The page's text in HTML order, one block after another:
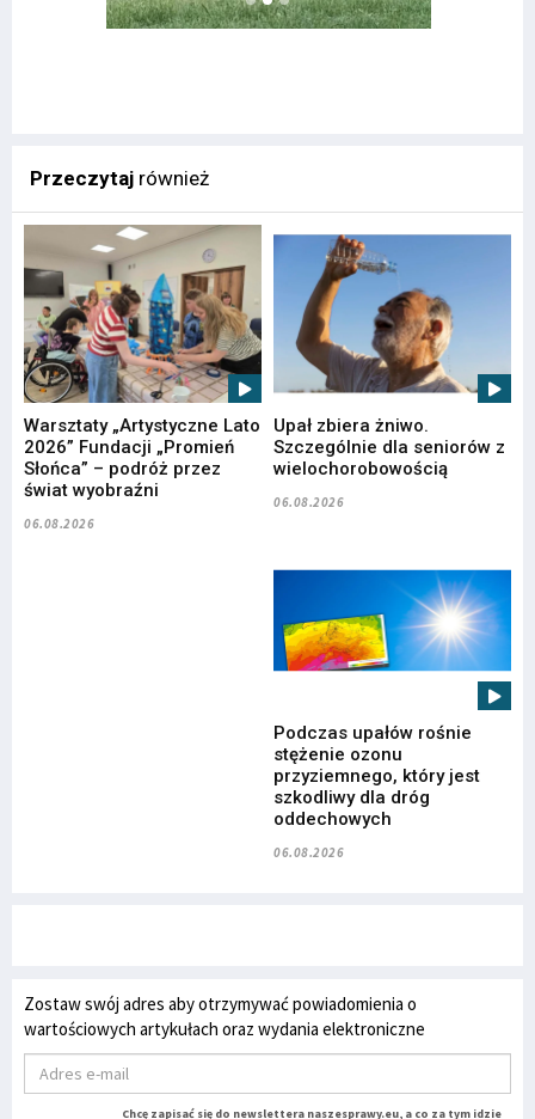
Przeczytaj również
Warsztaty „Artystyczne Lato
2026” Fundacji „Promień
Słońca” – podróż przez
świat wyobraźni
06.08.2026
Upał zbiera żniwo.
Szczególnie dla seniorów z
wielochorobowością
06.08.2026
Podczas upałów rośnie
stężenie ozonu
przyziemnego, który jest
szkodliwy dla dróg
oddechowych
06.08.2026
Zostaw swój adres aby otrzymywać powiadomienia o
wartościowych artykułach oraz wydania elektroniczne
Chcę zapisać się do newslettera naszesprawy.eu, a co za tym idzie